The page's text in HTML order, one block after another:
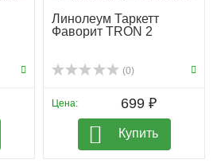
Линолеум Таркетт
Фаворит TRON 2
(0)
Цена: 699 ₽
Купить